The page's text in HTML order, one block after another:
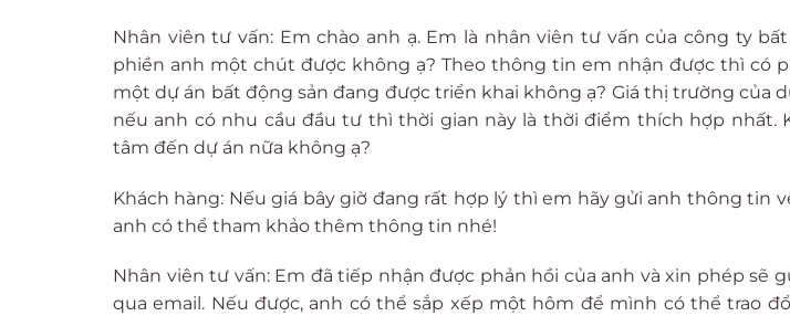
Nhân viên tư vấn: Em chào anh ạ. Em là nhân viên tư vấn của công ty
phiền anh một chút được không ạ? Theo thông tin em nhận được thì có
một dự án bất động sản đang được triển khai không ạ? Giá thị trường của
nếu anh có nhu cầu đầu tư thì thời gian này là thời điểm thích hợp nhất.
tâm đến dự án nữa không ạ?
Khách hàng: Nếu giá bây giờ đang rất hợp lý thì em hãy gửi anh thông tin
anh có thể tham khảo thêm thông tin nhé!
Nhân viên tư vấn: Em đã tiếp nhận được phản hồi của anh và xin phép sẽ
qua email. Nếu được, anh có thể sắp xếp một hôm để mình có thể trao